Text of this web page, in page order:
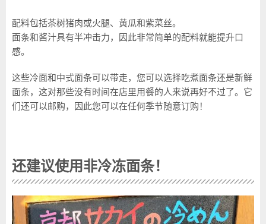
配料包括茶树猪肉或火腿、黄瓜和紫菜丝。
面条和酱汁具有半冲击力，因此非常简单的配料就能提升口
感。
这些冷面和中式面条可以带走，您可以选择吃煮面条还是新鲜
面条，这对那些没有时间在店里用餐的人来说再好不过了。它
们还可以邮购，因此您可以在任何季节随意订购！
还建议使用非冷冻面条！